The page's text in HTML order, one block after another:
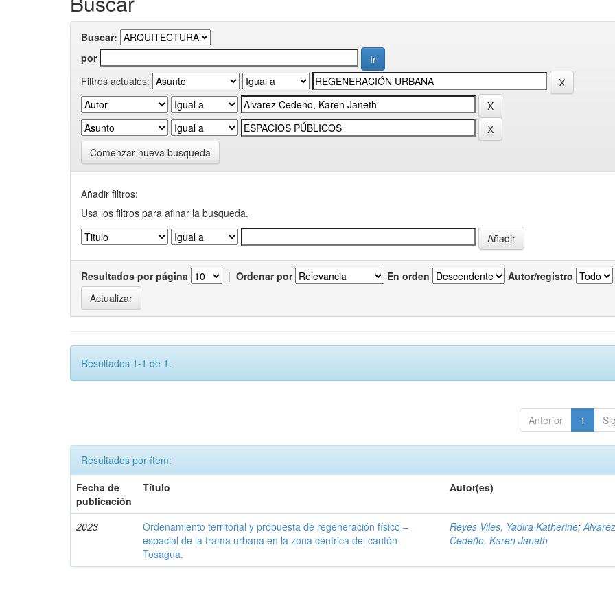
Buscar:
por
Filtros actuales:
Comenzar nueva busqueda
Añadir filtros:
Usa los filtros para afinar la busqueda.
Resultados por página | Ordenar por En orden Autor/registro
Resultados 1-1 de 1.
Anterior 1
Resultados por ítem:
Fecha de
publicación
Título Autor(es)
2023
Ordenamiento territorial y propuesta de regeneración físico –
espacial de la trama urbana en la zona céntrica del cantón
Tosagua.
Reyes Viles, Yadira Katherine;Alvarez
Cedeño, Karen Janeth